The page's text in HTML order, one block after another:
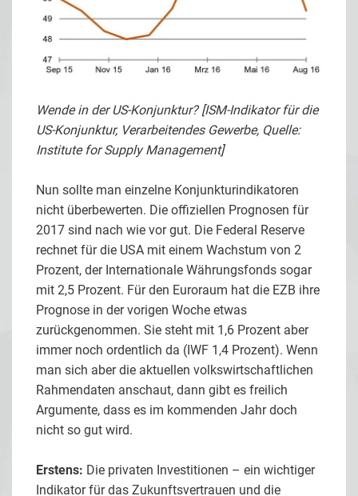
Wende in der US-Konjunktur? [ISM-Indikator für die
US-Konjunktur, Verarbeitendes Gewerbe, Quelle:
Institute for Supply Management]
Nun sollte man einzelne Konjunkturindikatoren
nicht überbewerten. Die offiziellen Prognosen für
2017 sind nach wie vor gut. Die Federal Reserve
rechnet für die USA mit einem Wachstum von 2
Prozent, der Internationale Währungsfonds sogar
mit 2,5 Prozent. Für den Euroraum hat die EZB ihre
Prognose in der vorigen Woche etwas
zurückgenommen. Sie steht mit 1,6 Prozent aber
immer noch ordentlich da (IWF 1,4 Prozent). Wenn
man sich aber die aktuellen volkswirtschaftlichen
Rahmendaten anschaut, dann gibt es freilich
Argumente, dass es im kommenden Jahr doch
nicht so gut wird.
Erstens: Die privaten Investitionen – ein wichtiger
Indikator für das Zukunftsvertrauen und die